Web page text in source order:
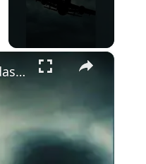
×
As almas perdidas do Voo 401